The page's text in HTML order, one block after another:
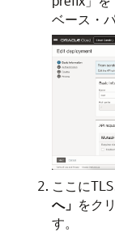
ベース・
ここに
へ」 をク
す。